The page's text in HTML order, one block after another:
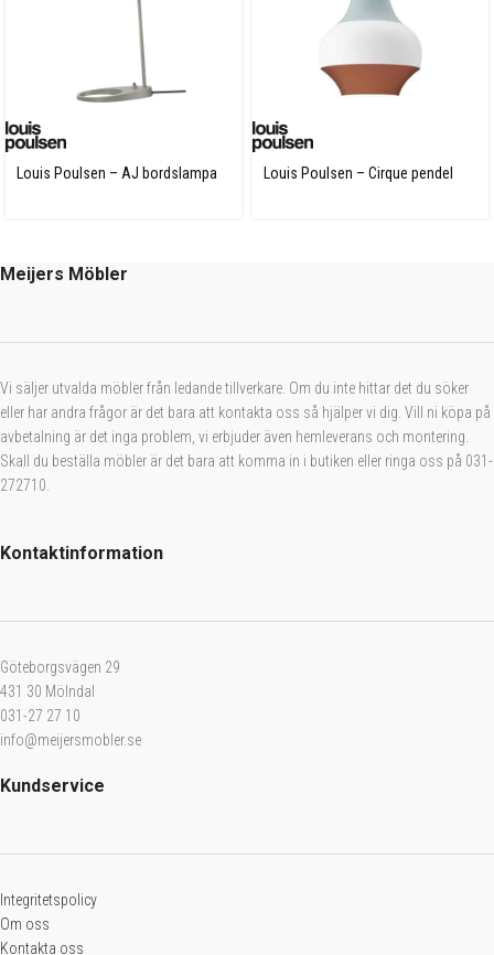
Louis Poulsen – AJ bordslampa Louis Poulsen – Cirque pendel
Meijers Möbler
Vi säljer utvalda möbler från ledande tillverkare. Om du inte hittar det du söker
eller har andra frågor är det bara att kontakta oss så hjälper vi dig. Vill ni köpa på
avbetalning är det inga problem, vi erbjuder även hemleverans och montering.
Skall du beställa möbler är det bara att komma in i butiken eller ringa oss på 031-
272710.
Kontaktinformation
Göteborgsvägen 29
431 30 Mölndal
031-27 27 10
info@meijersmobler.se
Kundservice
Integritetspolicy
Om oss
Kontakta oss